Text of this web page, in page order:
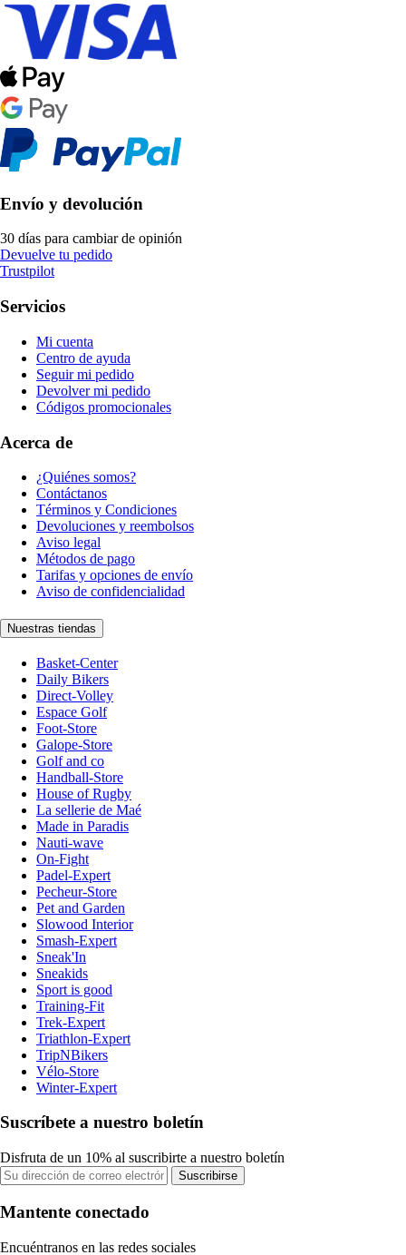
Envío y devolución
30 días para cambiar de opinión
Devuelve tu pedido
Trustpilot
Servicios
Mi cuenta
Centro de ayuda
Seguir mi pedido
Devolver mi pedido
Códigos promocionales
Acerca de
¿Quiénes somos?
Contáctanos
Términos y Condiciones
Devoluciones y reembolsos
Aviso legal
Métodos de pago
Tarifas y opciones de envío
Aviso de confidencialidad
Nuestras tiendas
Basket-Center
Daily Bikers
Direct-Volley
Espace Golf
Foot-Store
Galope-Store
Golf and co
Handball-Store
House of Rugby
La sellerie de Maé
Made in Paradis
Nauti-wave
On-Fight
Padel-Expert
Pecheur-Store
Pet and Garden
Slowood Interior
Smash-Expert
Sneak'In
Sneakids
Sport is good
Training-Fit
Trek-Expert
Triathlon-Expert
TripNBikers
Vélo-Store
Winter-Expert
Suscríbete a nuestro boletín
Disfruta de un 10% al suscribirte a nuestro boletín
Suscribirse
Mantente conectado
Encuéntranos en las redes sociales